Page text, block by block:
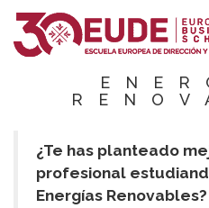
3
¿Te has planteado
profesional
Energías